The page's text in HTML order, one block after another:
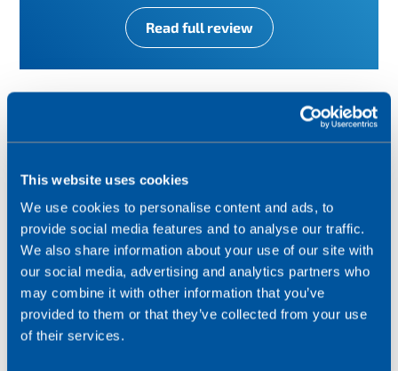
This website uses cookies
We use cookies to personalise content and ads, to
provide social media features and to analyse our traffic.
We also share information about your use of our site with
our social media, advertising and analytics partners who
may combine it with other information that you’ve
provided to them or that they’ve collected from your use
of their services.
Read full review
Voir le document des avis